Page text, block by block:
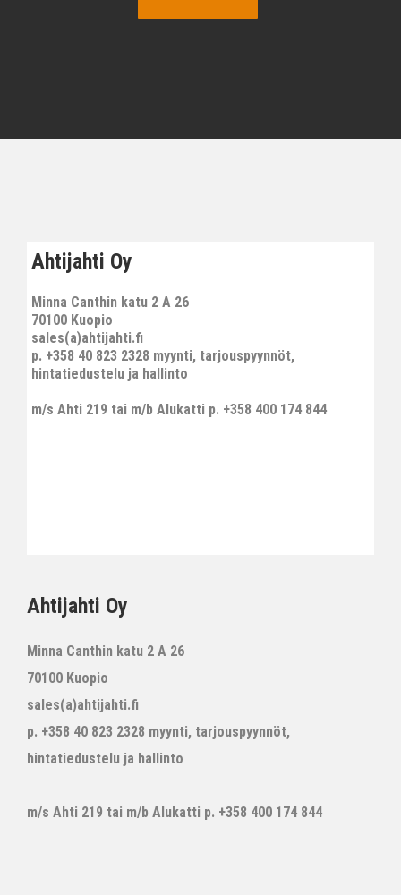
Ahtijahti Oy
Minna Canthin katu 2 A 26
70100 Kuopio
sales(a)ahtijahti.fi
p. +358 40 823 2328 myynti, tarjouspyynnöt,
hintatiedustelu ja hallinto
m/s Ahti 219 tai m/b Alukatti p. +358 400 174 844
Ahtijahti Oy
Minna Canthin katu 2 A 26
70100 Kuopio
sales(a)ahtijahti.fi
p. +358 40 823 2328 myynti, tarjouspyynnöt,
hintatiedustelu ja hallinto
m/s Ahti 219 tai m/b Alukatti p. +358 400 174 844